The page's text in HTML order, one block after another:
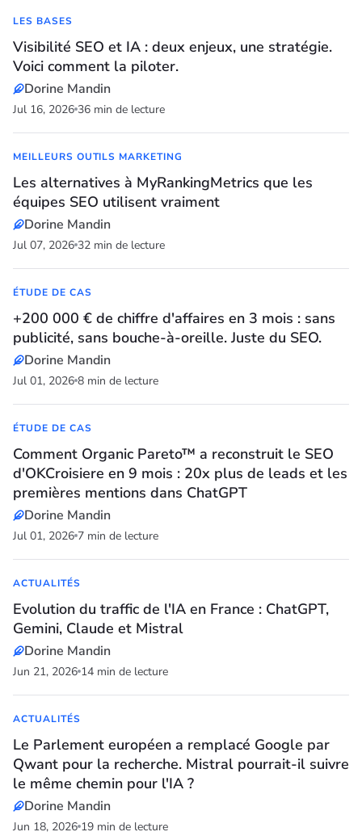
LES BASES
Visibilité SEO et IA : deux enjeux, une stratégie.
Voici comment la piloter.
Dorine Mandin
Jul 16, 2026 36 min de lecture
MEILLEURS OUTILS MARKETING
Les alternatives à MyRankingMetrics que les
équipes SEO utilisent vraiment
Dorine Mandin
Jul 07, 2026 32 min de lecture
ÉTUDE DE CAS
+200 000 € de chiffre d'affaires en 3 mois : sans
publicité, sans bouche-à-oreille. Juste du SEO.
Dorine Mandin
Jul 01, 2026 8 min de lecture
ÉTUDE DE CAS
Comment Organic Pareto™ a reconstruit le SEO
d'OKCroisiere en 9 mois : 20x plus de leads et les
premières mentions dans ChatGPT
Dorine Mandin
Jul 01, 2026 7 min de lecture
ACTUALITÉS
Evolution du traffic de l'IA en France : ChatGPT,
Gemini, Claude et Mistral
Dorine Mandin
Jun 21, 2026 14 min de lecture
ACTUALITÉS
Le Parlement européen a remplacé Google par
Qwant pour la recherche. Mistral pourrait-il suivre
le même chemin pour l'IA ?
Dorine Mandin
Jun 18, 2026 19 min de lecture